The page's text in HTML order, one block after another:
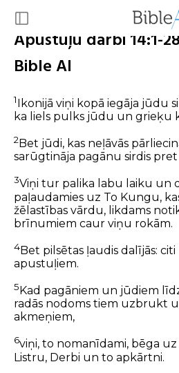
Apustuļu darbi 14:1-
Bible AI
1Ikonijā viņi kopā iegāja jūdu
ka liels pulks jūdu un grieķu
2 Bet jūdi, kas neļāvās
sarūgtināja pagānu sirdis pret
3Viņi tur palika labu laiku un
paļaudamies uz To Kungu,
žēlastības vārdu, likdams
brīnumiem caur viņu rokām.
4Bet pilsētas ļaudis dalījās:
apustuļiem.
5 Kad pagāniem un jūdiem
radās nodoms tiem uzbrukt
akmeņiem,
6viņi, to nomanīdami, bēga uz
Listru, Derbi un to apkārtni.